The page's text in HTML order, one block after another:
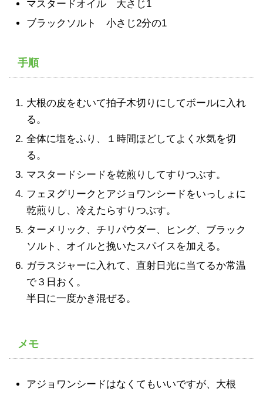
マスタードオイル 大さじ1
ブラックソルト 小さじ2分の1
手順
大根の皮をむいて拍子木切りにしてボールに入れ
る。
全体に塩をふり、１時間ほどしてよく水気を切
る。
マスタードシードを乾煎りしてすりつぶす。
フェヌグリークとアジョワンシードをいっしょに
乾煎りし、冷えたらすりつぶす。
ターメリック、チリパウダー、ヒング、ブラック
ソルト、オイルと挽いたスパイスを加える。
ガラスジャーに入れて、直射日光に当てるか常温
で３日おく。
半日に一度かき混ぜる。
メモ
アジョワンシードはなくてもいいですが、大根